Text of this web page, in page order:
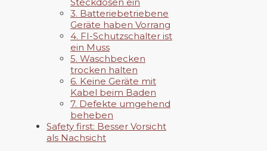
3. Batteriebetriebene
Geräte haben Vorrang
4. FI-Schutzschalter ist
ein Muss
5. Waschbecken
trocken halten
6. Keine Geräte mit
Kabel beim Baden
7. Defekte umgehend
beheben
Safety first: Besser Vorsicht
als Nachsicht